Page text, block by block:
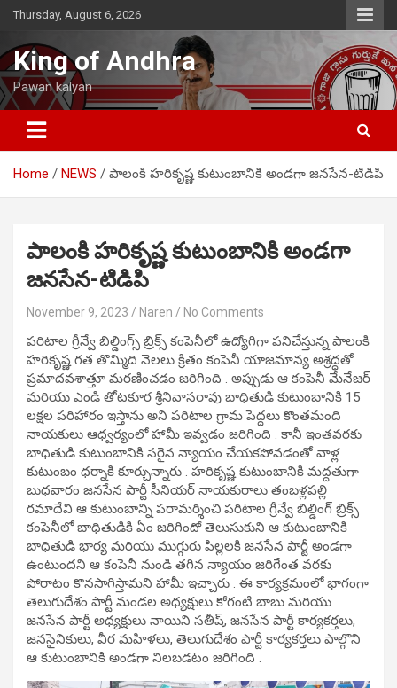
Skip
content
Thursday, August 6, 2026
King of Andhra
Pawan kalyan
Home NEWS పాలంకి హరికృష్ణ కుటుంబానికి అండగా జనసేన-టిడిపి
పాలంకి హరికృష్ణ కుటుంబానికి అండగా
జనసేన-టిడిపి
November 9, 2023 Naren No Comments
పరిటాల గ్రీన్వే బిల్డింగ్స్ బ్రిక్స్ కంపెనీలో ఉద్యోగిగా పనిచేస్తున్న పాలంకి
హరికృష్ణ గత తొమ్మిది నెలలు క్రితం కంపెనీ యాజమాన్య అశ్రద్ధతో
ప్రమాదవశాత్తూ మరణించడం జరిగింది . అప్పుడు ఆ కంపెనీ మేనేజర్
మరియు ఎండి తోటకూర శ్రీనివాసరావు బాధితుడి కుటుంబానికి 15
లక్షల పరిహారం ఇస్తాను అని పరిటాల గ్రామ పెద్దలు కొంతమంది
నాయకులు ఆధ్వర్యంలో హామీ ఇవ్వడం జరిగింది . కానీ ఇంతవరకు
బాధితుడి కుటుంబానికి సరైన న్యాయం చేయకపోవడంతో వాళ్ల
కుటుంబం ధర్నాకి కూర్చున్నారు . హరికృష్ణ కుటుంబానికి మద్దతుగా
బుధవారం జనసేన పార్టీ సీనియర్ నాయకురాలు తంబళ్లపల్లి
రమాదేవి ఆ కుటుంబాన్ని పరామర్శించి పరిటాల గ్రీన్వే బిల్డింగ్ బ్రిక్స్
కంపెనీలో బాధితుడికి ఏం జరిగిందో తెలుసుకుని ఆ కుటుంబానికి
బాధితుడి భార్య మరియు ముగ్గురు పిల్లలకి జనసేన పార్టీ అండగా
ఉంటుందని ఆ కంపెనీ నుండి తగిన న్యాయం జరిగేంత వరకు
పోరాటం కొనసాగిస్తామని హామీ ఇచ్చారు . ఈ కార్యక్రమంలో భాగంగా
తెలుగుదేశం పార్టీ మండల అధ్యక్షులు కోగంటి బాబు మరియు
జనసేన పార్టీ అధ్యక్షులు నాయిని సతీష్, జనసేన పార్టీ కార్యకర్తలు,
జనసైనికులు, వీర మహిళలు, తెలుగుదేశం పార్టీ కార్యకర్తలు పాల్గొని
ఆ కుటుంబానికి అండగా నిలబడటం జరిగింది .